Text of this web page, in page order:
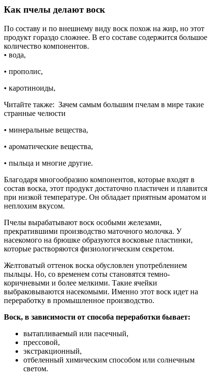
Как пчелы делают воск
По составу и по внешнему виду воск похож на жир, но этот
продукт гораздо сложнее. В его составе содержится большое
количество компонентов.
• вода,
• прополис,
• каротиноиды,
Читайте также: Зачем самым большим пчелам в мире такие
странные челюсти
• минеральные вещества,
• ароматические вещества,
• пыльца и многие другие.
Благодаря многообразию компонентов, которые входят в
состав воска, этот продукт достаточно пластичен и плавится
при низкой температуре. Он обладает приятным ароматом и
неплохим вкусом.
Пчелы вырабатывают воск особыми железами,
прекратившими производство маточного молочка. У
насекомого на брюшке образуются восковые пластинки,
которые растворяются физиологическим секретом.
Желтоватый оттенок воска обусловлен употреблением
пыльцы. Но, со временем соты становятся темно-
коричневыми и более мелкими. Такие ячейки
выбраковываются насекомыми. Именно этот воск идет на
переработку в промышленное производство.
Воск, в зависимости от способа переработки бывает:
вытапливаемый или пасечный,
прессовой,
экстракционный,
отбеленный химическим способом или солнечным
светом.